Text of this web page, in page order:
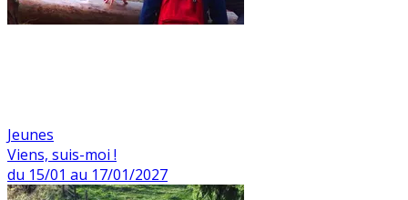
Jeunes
Viens, suis-moi !
du 15/01 au 17/01/2027